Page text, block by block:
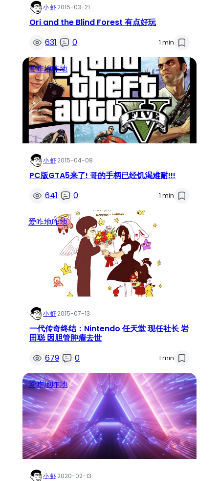
小 虾·2015-03-21
Ori and the Blind Forest 有点好玩
631
0 1 min
爱咋地咋地
小 虾·2015-04-08
PC版GTA5来了! 哥的手柄已经饥渴难耐!!!
641
0 1 min
爱咋地咋地
小 虾·2015-07-13
一代传奇终结：Nintendo 任天堂 现任社长 岩
田聪 因胆管肿瘤去世
679
0 1 min
爱咋地咋地
小 虾·2020-02-13